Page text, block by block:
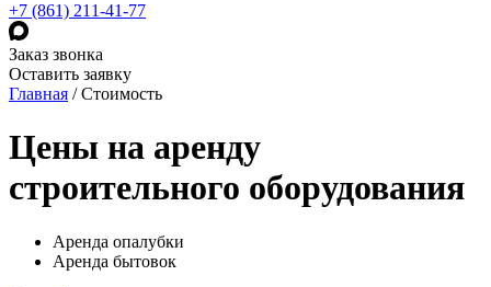
+7 (861) 211-41-77
Заказ звонка
Оставить заявку
Главная /Стоимость
Цены на аренду
строительного оборудования
Аренда опалубки
Аренда бытовок